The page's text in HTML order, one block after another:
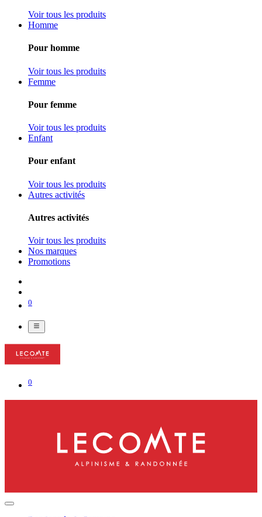
Voir tous les produits
Homme
Pour homme
Voir tous les produits
Femme
Pour femme
Voir tous les produits
Enfant
Pour enfant
Voir tous les produits
Autres activités
Autres activités
Voir tous les produits
Nos marques
Promotions
0
0